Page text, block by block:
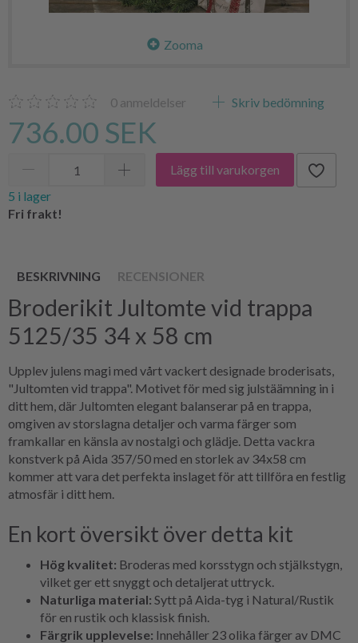
Zooma
0 anmeldelser Skriv bedömning
736.00 SEK
Lägg till varukorgen
5 i lager
Fri frakt!
BESKRIVNING RECENSIONER
Broderikit Jultomte vid trappa
5125/35 34 x 58 cm
Upplev julens magi med vårt vackert designade broderisats,
"Jultomten vid trappa". Motivet för med sig julstäämning in i
ditt hem, där Jultomten elegant balanserar på en trappa,
omgiven av storslagna detaljer och varma färger som
framkallar en känsla av nostalgi och glädje. Detta vackra
konstverk på Aida 357/50 med en storlek av 34x58 cm
kommer att vara det perfekta inslaget för att tillföra en festlig
atmosfär i ditt hem.
En kort översikt över detta kit
Hög kvalitet: Broderas med korsstygn och stjälkstygn,
vilket ger ett snyggt och detaljerat uttryck.
Naturliga material: Sytt på Aida-tyg i Natural/Rustik
för en rustik och klassisk finish.
Färgrik upplevelse: Innehåller 23 olika färger av DMC